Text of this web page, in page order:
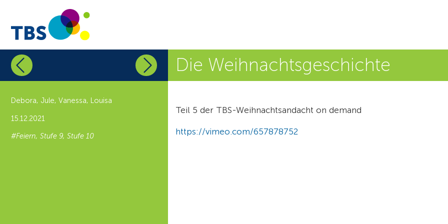
Debora, Jule, Vanessa, Louisa
15.12.2021
#Feiern, Stufe 9, Stufe 10
Die Weihnachtsgeschichte
Teil 5 der TBS-Weihnachtsandacht on demand
https://vimeo.com/657878752